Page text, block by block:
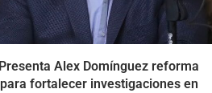
Presenta Alex Domínguez reforma
para fortalecer investigaciones en